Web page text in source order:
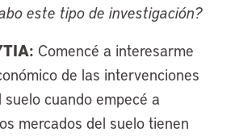
este tipo de investigación?
Comencé a interesarme
de las intervenciones
cuando empecé a
mercados del suelo tienen